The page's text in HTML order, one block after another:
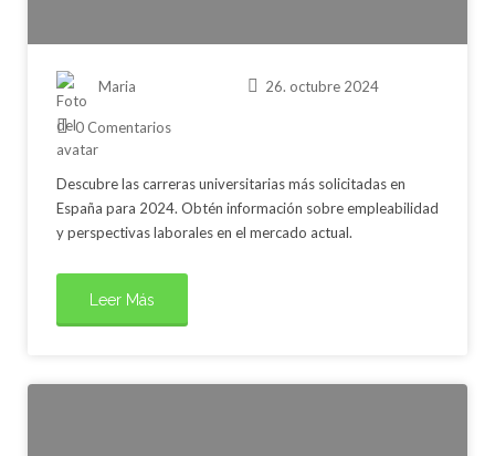
Maria 26. octubre 2024
0 Comentarios
Descubre las carreras universitarias más solicitadas en
España para 2024. Obtén información sobre empleabilidad
y perspectivas laborales en el mercado actual.
Leer Más